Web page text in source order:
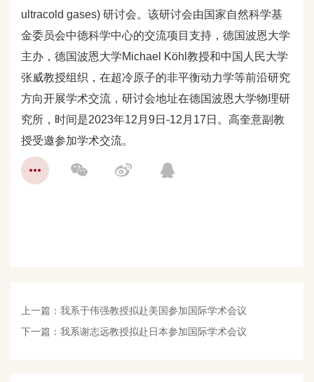
ultracold gases) 研讨会。该研讨会由国家自然科学基
金委员会中德科学中心的交流项目支持，德国波恩大学
主办，德国波恩大学Michael Köhl教授和中国人民大学
张威教授组织，在超冷原子的非平衡动力学等前沿研究
方向开展学术交流，研讨会地址在德国波恩大学物理研
究所，时间是2023年12月9日-12月17日。高奎意副教
授受邀参加学术交流。
上一篇： 我系于伟强教授拟赴美国参加国际学术会议
下一篇： 我系谢志远教授拟赴日本参加国际学术会议